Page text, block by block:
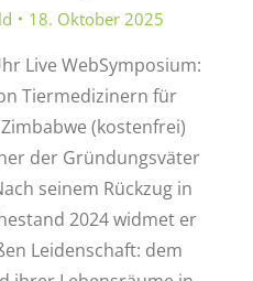
18. Oktober 2025
Live WebSymposium:
Tiermedizinern für
(kostenfrei)
der Gründungsväter
seinem Rückzug in
2024 widmet er
Leidenschaft: dem